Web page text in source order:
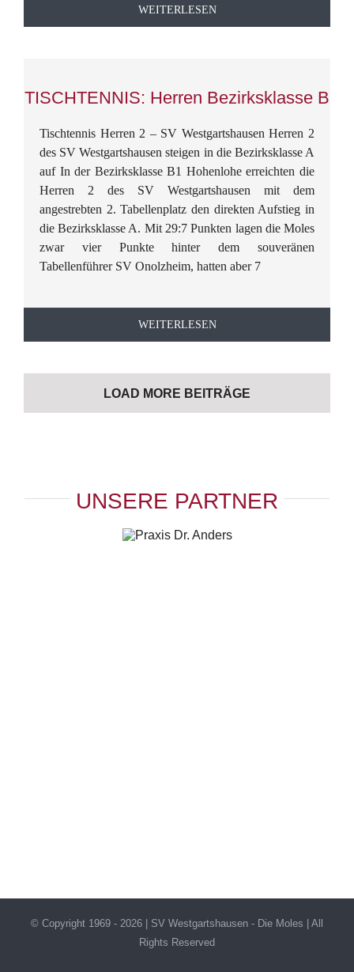
WEITERLESEN
TISCHTENNIS: Herren Bezirksklasse B
Tischtennis Herren 2 – SV Westgartshausen Herren 2
des SV Westgartshausen steigen in die Bezirksklasse A
auf In der Bezirksklasse B1 Hohenlohe erreichten die
Herren 2 des SV Westgartshausen mit dem
angestrebten 2. Tabellenplatz den direkten Aufstieg in
die Bezirksklasse A. Mit 29:7 Punkten lagen die Moles
zwar vier Punkte hinter dem souveränen
Tabellenführer SV Onolzheim, hatten aber 7
WEITERLESEN
LOAD MORE BEITRÄGE
UNSERE PARTNER
© Copyright 1969 - 2026 | SV Westgartshausen - Die Moles | All
Rights Reserved